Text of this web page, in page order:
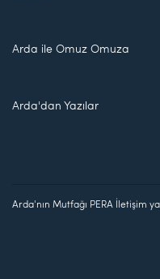
Arda ile Omuz Omuza
Arda'dan Yazılar
Arda'nın Mutfağı PERA İletişim